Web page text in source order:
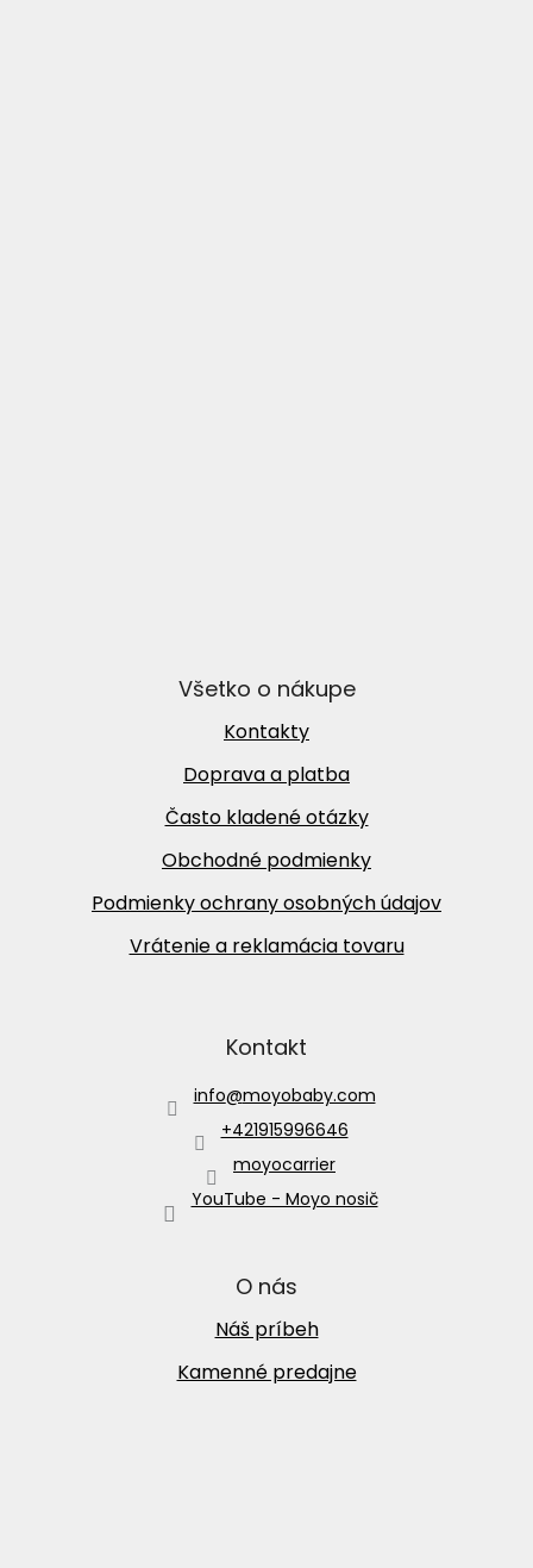
Všetko o nákupe
Kontakty
Doprava a platba
Často kladené otázky
Obchodné podmienky
Podmienky ochrany osobných údajov
Vrátenie a reklamácia tovaru
Kontakt
info@moyobaby.com
+421915996646
moyocarrier
YouTube - Moyo nosič
O nás
Náš príbeh
Kamenné predajne